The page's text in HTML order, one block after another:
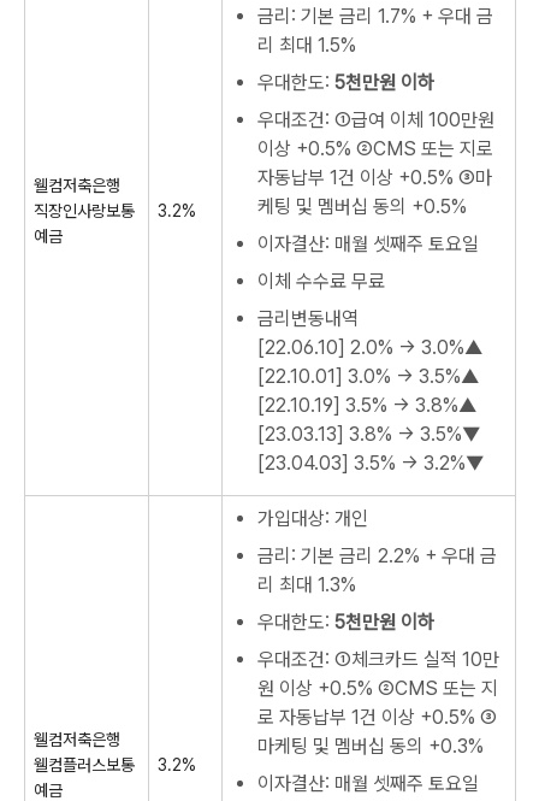
웰컴저축은행
직장인사랑보통
예금
3.2%
금리: 기본 금리 1.7% + 우대 금
리 최대 1.5%
우대한도: 5천만원 이하
우대조건: ①급여 이체 100만원
이상 +0.5% ②CMS 또는 지로
자동납부 1건 이상 +0.5% ③마
케팅 및 멤버십 동의 +0.5%
이자결산: 매월 셋째주 토요일
이체 수수료 무료
금리변동내역
[22.06.10] 2.0% → 3.0%▲
[22.10.01] 3.0% → 3.5%▲
[22.10.19] 3.5% → 3.8%▲
[23.03.13] 3.8% → 3.5%▼
[23.04.03] 3.5% → 3.2%▼
웰컴저축은행
웰컴플러스보통
예금
3.2%
가입대상: 개인
금리: 기본 금리 2.2% + 우대 금
리 최대 1.3%
우대한도: 5천만원 이하
우대조건: ①체크카드 실적 10만
원 이상 +0.5% ②CMS 또는 지
로 자동납부 1건 이상 +0.5% ③
마케팅 및 멤버십 동의 +0.3%
이자결산: 매월 셋째주 토요일